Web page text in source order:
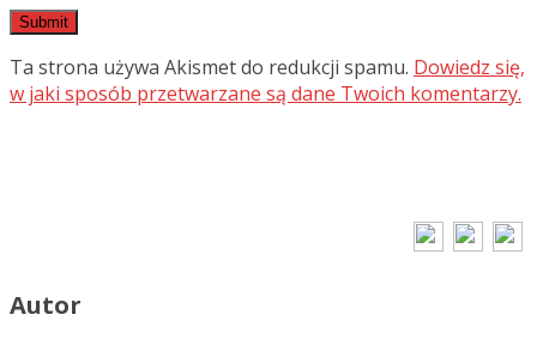
Ta strona używa Akismet do redukcji spamu. Dowiedz się,
w jaki sposób przetwarzane są dane Twoich komentarzy.
Autor